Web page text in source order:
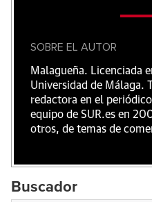
SOBRE EL AUTOR
Malagueña. Licenciada
Universidad de Málaga.
redactora en el
equipo de SUR.es en
otros, de temas de
Buscador